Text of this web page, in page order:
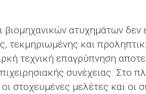
ατυχημάτων δεν
τεκμηριωμένης και
τεχνική επαγρύπνηση
συνέχειας. Στο
στοχευμένες μελέτες και οι